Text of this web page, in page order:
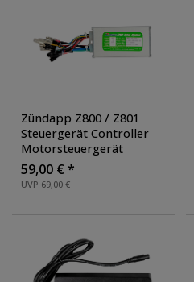
Zündapp Z800 / Z801
Steuergerät Controller
Motorsteuergerät
UVP 69,00 €
59,00 € *